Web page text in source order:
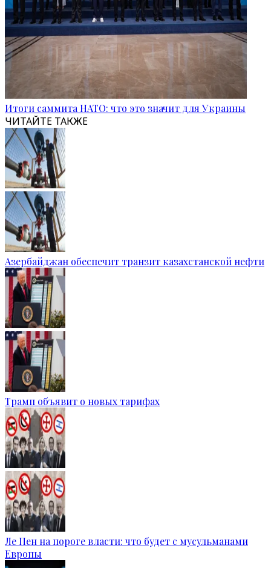
Итоги саммита НАТО: что это значит для Украины
ЧИТАЙТЕ ТАКЖЕ
Азербайджан обеспечит транзит казахстанской нефти
Трамп объявит о новых тарифах
Ле Пен на пороге власти: что будет с мусульманами
Европы